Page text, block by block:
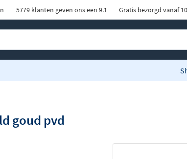
5779 klanten geven ons een 9.1 Gratis bezorgd vanaf
goud pvd